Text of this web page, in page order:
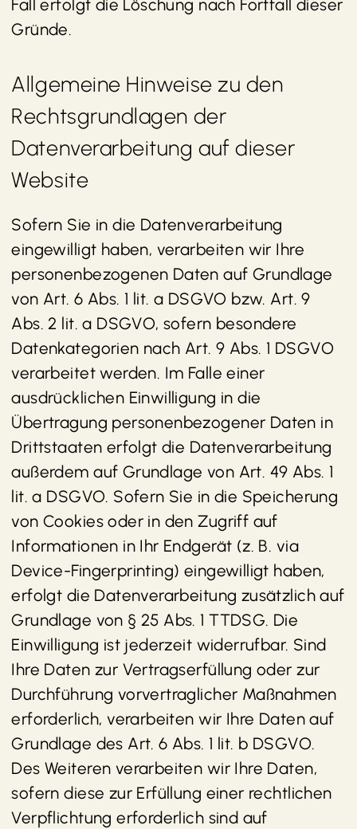
Fall erfolgt die Löschung nach Fortfall dieser
Gründe.
Allgemeine Hinweise zu den
Rechtsgrundlagen der
Datenverarbeitung auf dieser
Website
Sofern Sie in die Datenverarbeitung
eingewilligt haben, verarbeiten wir Ihre
personenbezogenen Daten auf Grundlage
von Art. 6 Abs. 1 lit. a DSGVO bzw. Art. 9
Abs. 2 lit. a DSGVO, sofern besondere
Datenkategorien nach Art. 9 Abs. 1 DSGVO
verarbeitet werden. Im Falle einer
ausdrücklichen Einwilligung in die
Übertragung personenbezogener Daten in
Drittstaaten erfolgt die Datenverarbeitung
außerdem auf Grundlage von Art. 49 Abs. 1
lit. a DSGVO. Sofern Sie in die Speicherung
von Cookies oder in den Zugriff auf
Informationen in Ihr Endgerät (z. B. via
Device-Fingerprinting) eingewilligt haben,
erfolgt die Datenverarbeitung zusätzlich auf
Grundlage von § 25 Abs. 1 TTDSG. Die
Einwilligung ist jederzeit widerrufbar. Sind
Ihre Daten zur Vertragserfüllung oder zur
Durchführung vorvertraglicher Maßnahmen
erforderlich, verarbeiten wir Ihre Daten auf
Grundlage des Art. 6 Abs. 1 lit. b DSGVO.
Des Weiteren verarbeiten wir Ihre Daten,
sofern diese zur Erfüllung einer rechtlichen
Verpflichtung erforderlich sind auf